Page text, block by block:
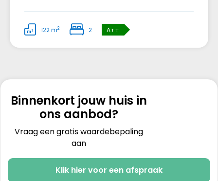
122 m2 2 A++
Binnenkort jouw huis in
ons aanbod?
Vraag een gratis waardebepaling
aan
Klik hier voor een afspraak